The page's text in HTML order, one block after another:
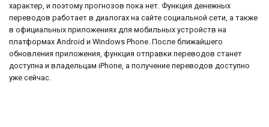
характер, и поэтому прогнозов пока нет. Функция денежных
переводов работает в диалогах на сайте социальной сети, а также
в официальных приложениях для мобильных устройств на
платформах Android и Windows Phone. После ближайшего
обновления приложения, функция отправки переводов станет
доступна и владельцам iPhone, а получение переводов доступно
уже сейчас.